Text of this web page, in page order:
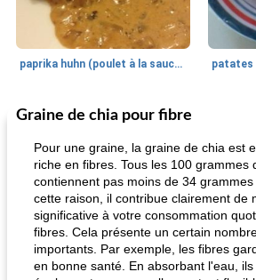
paprika huhn (poulet à la sauce paprika).
25min
Petit déjeuner et brunch
Graine de chia pour fibre
Pour une graine, la graine de chia est
riche en fibres. Tous les 100 grammes
contiennent pas moins de 34
cette raison, il contribue clairement de
significative à votre consommation
fibres. Cela présente un certain
importants. Par exemple, les fibres
en bonne santé. En absorbant l'eau,